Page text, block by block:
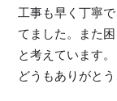
工事も早く丁寧
てました。また
と考えています。
どうもありがとう